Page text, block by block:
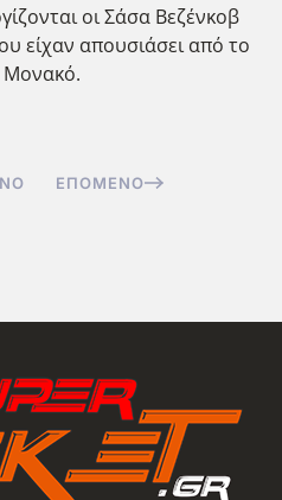
οι Σάσα Βεζένκοβ
είχαν απουσιάσει από το
Μονακό.
ΕΠΌΜΕΝΟ